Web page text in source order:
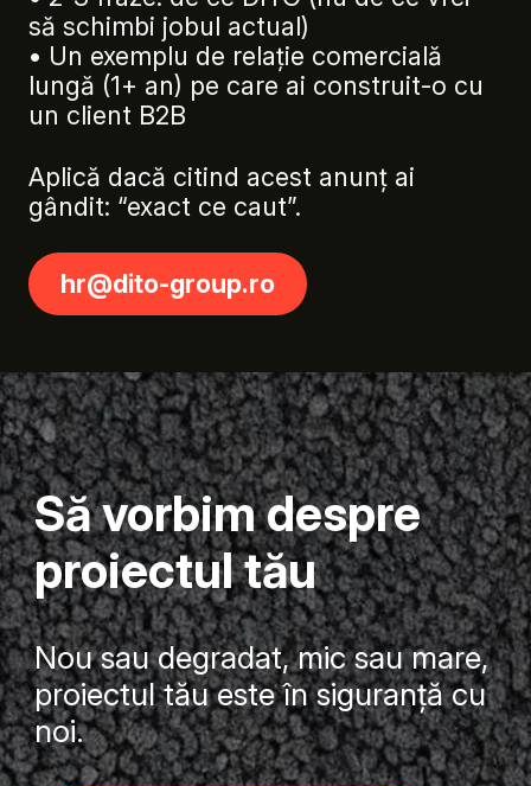
să schimbi jobul actual)
• Un exemplu de relație comercială
lungă (1+ an) pe care ai construit-o cu
un client B2B
Aplică dacă citind acest anunț ai
gândit: “exact ce caut”.
hr@dito-group.ro
Să vorbim despre
proiectul tău
Nou sau degradat, mic sau mare,
proiectul tău este în siguranță cu
noi.